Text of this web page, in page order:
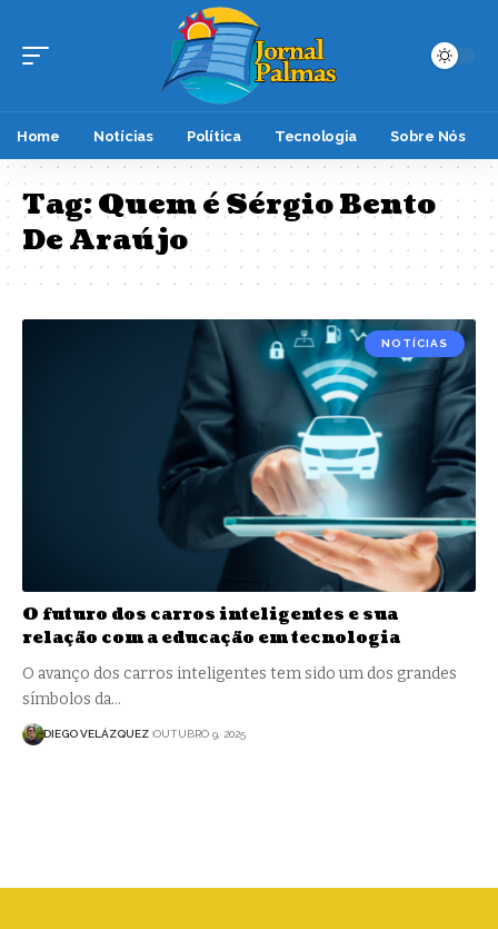
Home Notícias Política Tecnologia Sobre Nós
Tag:Quem é Sérgio Bento
De Araújo
NOTÍCIAS
O futuro dos carros inteligentes e sua
relação com a educação em tecnologia
O avanço dos carros inteligentes tem sido um dos grandes
símbolos da…
DIEGO VELÁZQUEZ OUTUBRO 9, 2025